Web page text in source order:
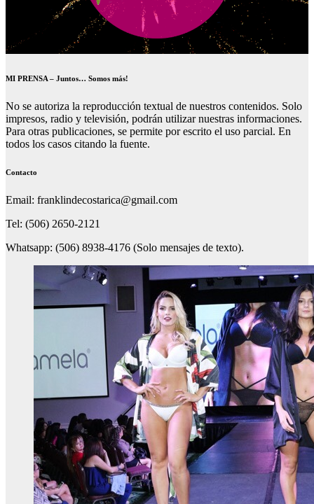
MI PRENSA – Juntos… Somos más!
No se autoriza la reproducción textual de nuestros contenidos. Solo
impresos, radio y televisión, podrán utilizar nuestras informaciones.
Para otras publicaciones, se permite por escrito el uso parcial. En
todos los casos citando la fuente.
Contacto
Email: franklindecostarica@gmail.com
Tel: (506) 2650-2121
Whatsapp: (506) 8938-4176 (Solo mensajes de texto).